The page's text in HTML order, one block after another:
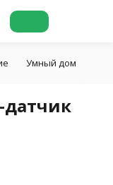
Умный дом
датчик